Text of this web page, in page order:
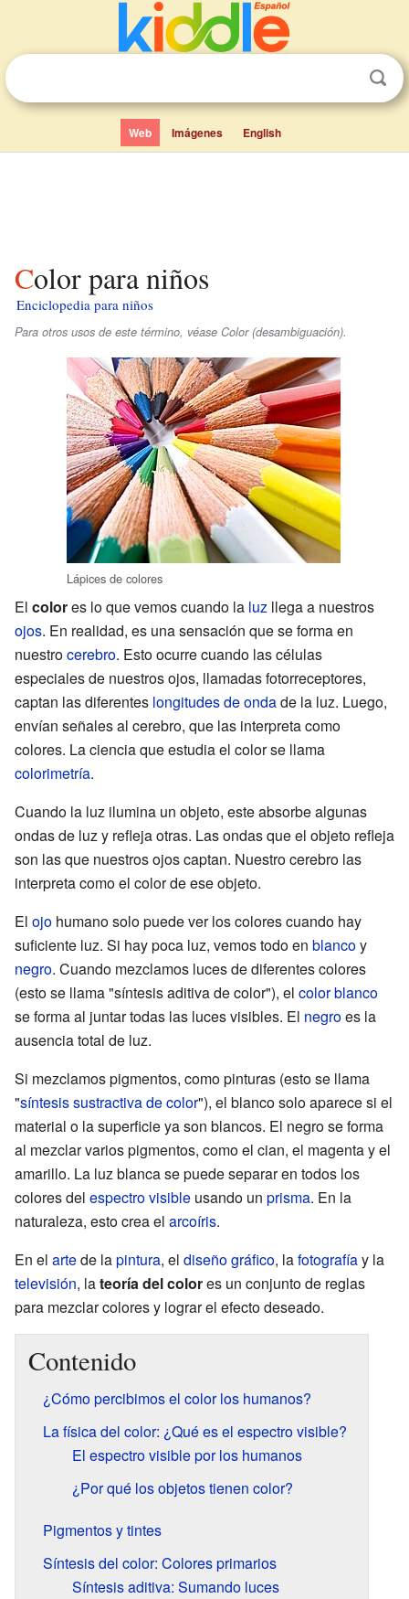
Web Imágenes English
Color para niños
Enciclopedia para niños
Para otros usos de este término, véase Color (desambiguación).
Lápices de colores
El colores lo que vemos cuando la luz llega a nuestros
ojos. En realidad, es una sensación que se forma en
nuestrocerebro. Esto ocurre cuando las células
especiales de nuestros ojos, llamadas fotorreceptores,
captan las diferentes longitudes de ondade la luz. Luego,
envían señales al cerebro, que las interpreta como
colores. La ciencia que estudia el color se llama
colorimetría.
Cuando la luz ilumina un objeto, este absorbe algunas
ondas de luz y refleja otras. Las ondas que el objeto refleja
son las que nuestros ojos captan. Nuestro cerebro las
interpreta como el color de ese objeto.
El ojo humano solo puede ver los colores cuando hay
suficiente luz. Si hay poca luz, vemos todo en blancoy
negro. Cuando mezclamos luces de diferentes colores
(esto se llama "síntesis aditiva de color"), el color blanco
se forma al juntar todas las luces visibles. El negroes la
ausencia total de luz.
Si mezclamos pigmentos, como pinturas (esto se llama
"síntesis sustractiva de color"), el blanco solo aparece si el
material o la superficie ya son blancos. El negro se forma
al mezclar varios pigmentos, como el cian, el magenta y el
amarillo. La luz blanca se puede separar en todos los
colores del espectro visible usando un prisma. En la
naturaleza, esto crea el arcoíris.
En el artede lapintura, el diseño gráfico, lafotografíay la
televisión, lateoría del colores un conjunto de reglas
para mezclar colores y lograr el efecto deseado.
Contenido
¿Cómo percibimos el color los humanos?
La física del color: ¿Qué es el espectro visible?
El espectro visible por los humanos
¿Por qué los objetos tienen color?
Pigmentos y tintes
Síntesis del color: Colores primarios
Síntesis aditiva: Sumando luces